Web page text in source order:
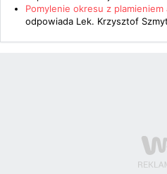
Pomylenie okresu z
odpowiada Lek. Krzysztof Szmyt